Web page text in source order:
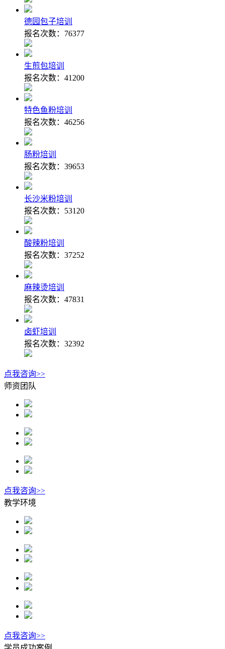
德园包子培训
报名次数： 76377
生煎包培训
报名次数： 41200
特色鱼粉培训
报名次数： 46256
肠粉培训
报名次数： 39653
长沙米粉培训
报名次数： 53120
酸辣粉培训
报名次数： 37252
麻辣烫培训
报名次数： 47831
卤虾培训
报名次数： 32392
点我咨询>>
师资团队
点我咨询>>
教学环境
点我咨询>>